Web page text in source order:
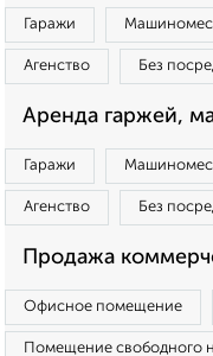
Гаражи
Агенство Без
Аренда гаржей,
Гаражи
Агенство Без
Продажа
Офисное помещение
Помещение свободного